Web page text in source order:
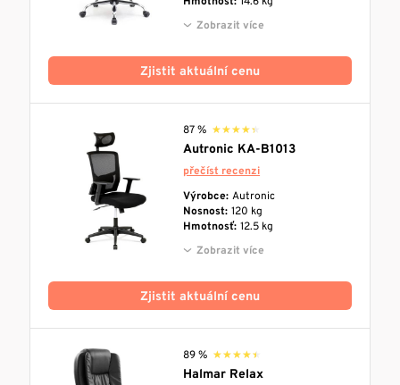
Zobrazit více
Zjistit aktuální cenu
87 % ★★★★★
★★★★★
Autronic KA-B1013
přečíst recenzi
Výrobce: Autronic
Nosnost: 120 kg
Hmotnosť: 12.5 kg
Zobrazit více
Zjistit aktuální cenu
89 % ★★★★★
★★★★★
Halmar Relax